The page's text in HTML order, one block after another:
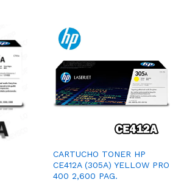
CARTUCHO TONER HP
CE412A (305A) YELLOW PRO
400 2,600 PAG.